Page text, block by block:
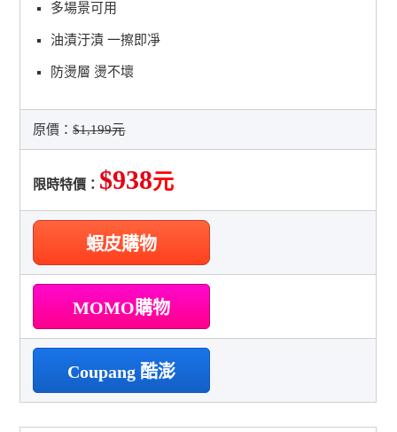
多場景可用
油漬汙漬 一擦即凈
防燙層 燙不壞
原價：$1,199元
限時特價： $938元
蝦皮購物
MOMO購物
Coupang 酷澎